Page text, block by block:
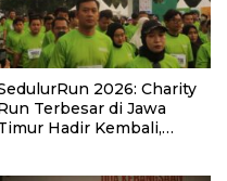
2026: Charity
Terbesar di Jawa
Hadir Kembali,